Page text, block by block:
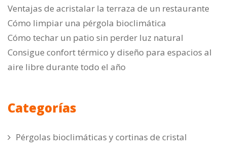
Ventajas de acristalar la terraza de un restaurante
Cómo limpiar una pérgola bioclimática
Cómo techar un patio sin perder luz natural
Consigue confort térmico y diseño para espacios al
aire libre durante todo el año
Categorías
Pérgolas bioclimáticas y cortinas de cristal